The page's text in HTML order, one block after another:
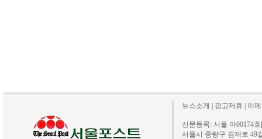
뉴스소개 광고제휴 이
신문등록: 서울 아00174
서울시 중랑구 겸재로 49